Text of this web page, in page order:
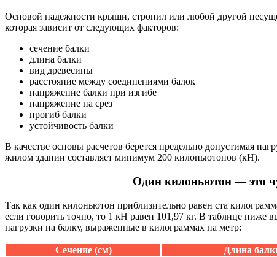
Основой надежности крыши, стропил или любой другой
которая зависит от следующих факторов:
сечение балки
длина балки
вид древесины
расстояние между соединениями балок
напряжение балки при изгибе
напряжение на срез
прогиб балки
устойчивость балки
В качестве основы расчетов берется предельно допустимая
жилом здании составляет минимум 200 килоньютонов (кН).
Один килоньютон — это
Так как один килоньютон приблизительно равен ста
если говорить точно, то 1 кН равен 101,97 кг. В таблице ниже
нагрузки на балку, выраженные в килограммах на метр:
Сечение (см) Длина